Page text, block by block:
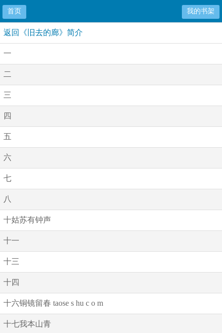
首页 我的书架
返回《旧去的廊》简介
一
二
三
四
五
六
七
八
十姑苏有钟声
十一
十三
十四
十六铜镜留春 taose s hu c o m
十七我本山青